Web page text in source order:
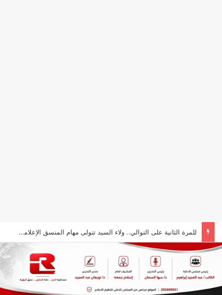
للمرة الثانية على التوالي.. ولاء السيد تتولى مهام المنسق الإعلامي لمهرجان “الأفضل بين الأفضل” في دورته الخامسة